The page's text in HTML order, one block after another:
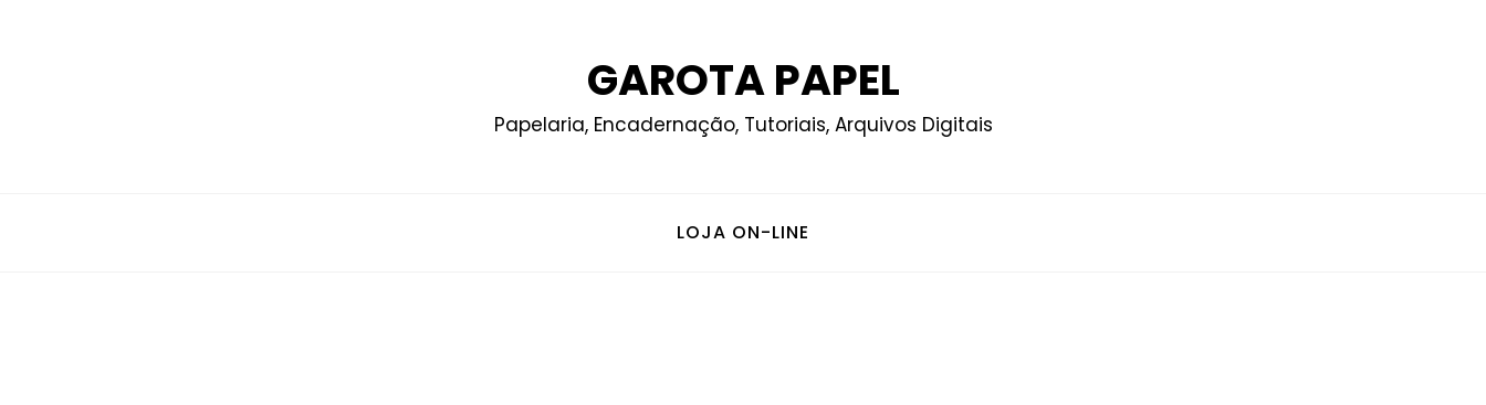
GAROTA PAPEL
Papelaria, Encadernação, Tutoriais, Arquivos Digitais
LOJA ON-LINE